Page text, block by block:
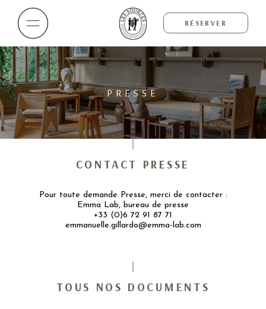
RÉSERVER
PRESSE
CONTACT PRESSE
Pour toute demande Presse, merci de contacter :
Emma Lab, bureau de presse
+33 (0)6 72 91 87 71
emmanuelle.gillardo@emma-lab.com
TOUS NOS DOCUMENTS